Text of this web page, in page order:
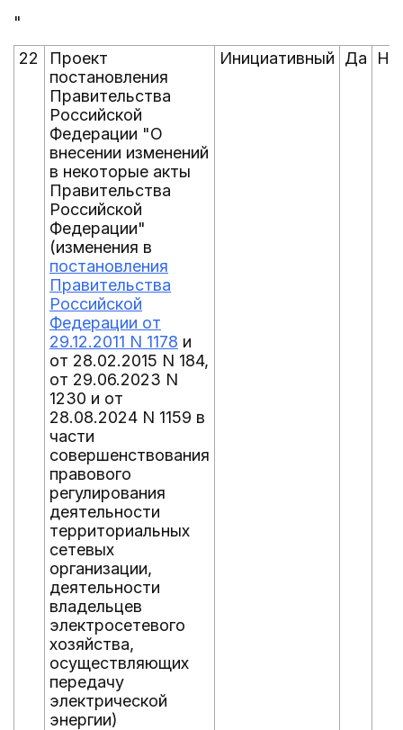
"
22
Проект
постановления
Правительства
Российской
Федерации "О
внесении изменений
в некоторые акты
Правительства
Российской
Федерации"
(изменения в
постановления
Правительства
Российской
Федерации от
29.12.2011 N 1178 и
от 28.02.2015 N 184,
от 29.06.2023 N
1230 и от
28.08.2024 N 1159 в
части
совершенствования
правового
регулирования
деятельности
территориальных
сетевых
организации,
деятельности
владельцев
электросетевого
хозяйства,
осуществляющих
передачу
электрической
энергии)
Инициативный Да